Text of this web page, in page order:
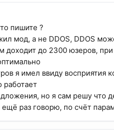
пишите ?
мод, а не DDOS, DDOS
доходит до 2300 юзеров,
я имел ввиду восприятия
работает
но я сам решу что
раз говорю, по счёт